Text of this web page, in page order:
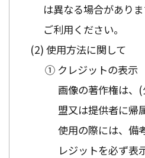
は異なる場合があり
ご利用ください。
使用方法に関して
① クレジットの表示
画像の著作権は、
盟又は提供者に帰
使用の際には、備
レジットを必ず表